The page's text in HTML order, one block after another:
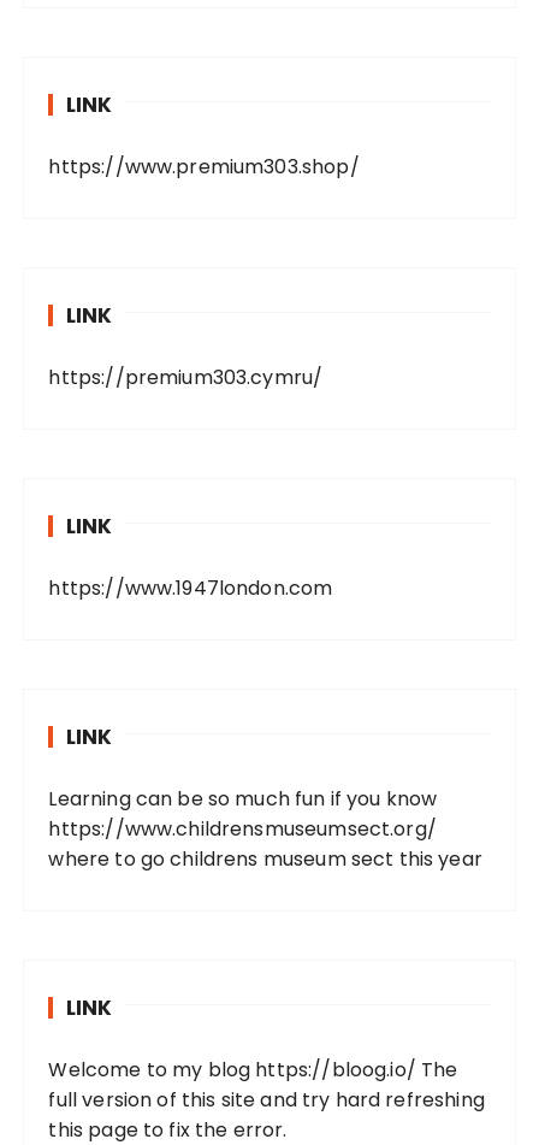
LINK
https://www.premium303.shop/
LINK
https://premium303.cymru/
LINK
https://www.1947london.com
LINK
Learning can be so much fun if you know
https://www.childrensmuseumsect.org/
where to go childrens museum sect this year
LINK
Welcome to my blog https://bloog.io/ The
full version of this site and try hard refreshing
this page to fix the error.